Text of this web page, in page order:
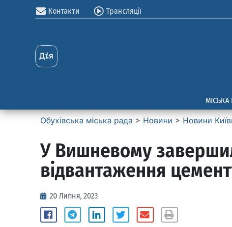
Контакти Трансляції
МІСЬКА
Обухівська міська рада > Новини > Новини
У Вишневому
відвантаження
20 Липня, 2023